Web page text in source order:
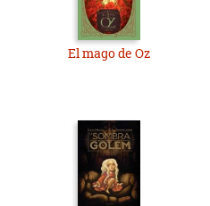
El mago de Oz